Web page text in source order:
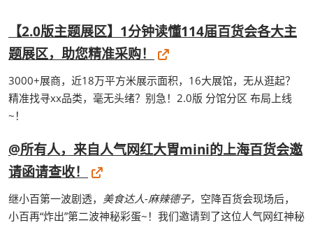
【2.0版主题展区】1分钟读懂114届百货会各大主
题展区，助您精准采购！
3000+展商，近18万平方米展示面积，16大展馆，无从逛起？
精准找寻xx品类，毫无头绪？别急！2.0版 分馆分区 布局上线
~！
@所有人，来自人气网红大胃mini的上海百货会邀
请函请查收！
继小百第一波剧透， 美食达人-麻辣德子， 空降百货会现场后，
小百再“炸出”第二波神秘彩蛋~！我们邀请到了这位人气网红神秘